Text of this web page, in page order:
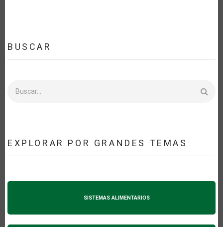
BUSCAR
EXPLORAR POR GRANDES TEMAS
SISTEMAS ALIMENTARIOS